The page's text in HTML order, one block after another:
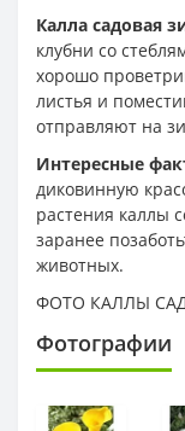
Калла садовая
клубни со
хорошо
листья и
отправляют на
Интересные
диковинную
растения каллы
заранее
животных.
ФОТО КАЛЛЫ
Фотографии